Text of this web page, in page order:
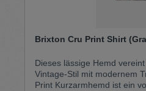
Brixton Cru Print Shirt
Dieses lässige Hemd
Vintage-Stil mit modernem
Print Kurzarmhemd ist ein